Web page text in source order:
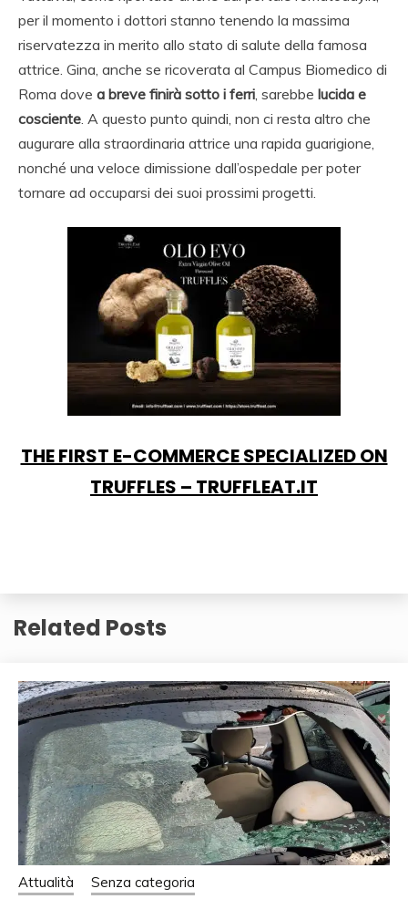
per il momento i dottori stanno tenendo la massima
riservatezza in merito allo stato di salute della famosa
attrice. Gina, anche se ricoverata al Campus Biomedico di
Roma dove a breve finirà sotto i ferri, sarebbe lucida e
cosciente. A questo punto quindi, non ci resta altro che
augurare alla straordinaria attrice una rapida guarigione,
nonché una veloce dimissione dall’ospedale per poter
tornare ad occuparsi dei suoi prossimi progetti.
THE FIRST E-COMMERCE SPECIALIZED ON
TRUFFLES – TRUFFLEAT.IT
Related Posts
Attualità Senza categoria